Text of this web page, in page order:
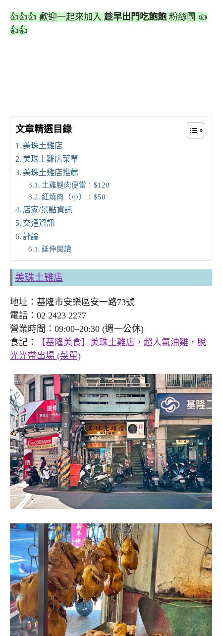
👍👍👍 歡迎一起來加入 趁早出門吃飽飽 粉絲團 👍
👍👍
文章精選目錄
美珠土雞店
美珠土雞店菜單
美珠土雞店推薦
土雞腿肉便當：$120
紅燒肉（小）：$50
店家/景點資訊
交通資訊
評論
延伸閱讀
美珠土雞店
地址：基隆市安樂區安一路73號
電話：02 2423 2277
營業時間：09:00–20:30 (週一公休)
食記：
【基隆美食】美珠土雞店，超人氣油雞，脫
光光帶出場 (菜單)